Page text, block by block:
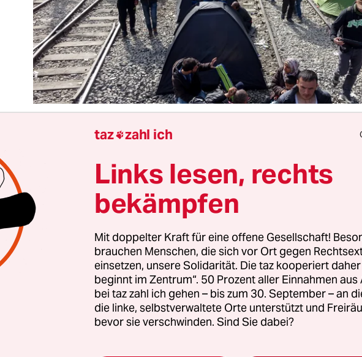
ist geschlossen.“ Mit diesem knappen Satz
die EU-Chefs am Montag beim Türkei-Gipfel in Brüssel
eine dramatische Wende festschreiben. Ab sofort soll es
nach Deutschland mehr geben. Die Politik des
ist vorbei.
Kehrtwende um 180 Grad, vor allem für Kanzlerin Angela
hat sie sich bisher in Sonntagsreden für offene
Für Grenzschließungen habe sie kein
„Das ist nicht mein Europa“, so Merkel bei Anne Will.
taz zahl ich
Links lesen, rechts
bekämpfen
Mit doppelter Kraft für eine offene Gesellschaft!
brauchen Menschen, die sich vor Ort gegen
einsetzen, unsere Solidarität. Die taz kooperiert
beginnt im Zentrum“. 50 Prozent aller Einnahmen
bei taz zahl ich gehen – bis zum 30. September – an
die linke, selbstverwaltete Orte unterstützt und
bevor sie verschwinden. Sind Sie dabei?